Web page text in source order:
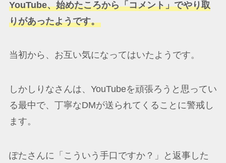
YouTube、始めたころから「コメント」でやり取
りがあったようです。
当初から、お互い気になってはいたようです。
しかしりなさんは、YouTubeを頑張ろうと思ってい
る最中で、丁寧なDMが送られてくることに警戒し
ます。
ぽたさんに「こういう手口ですか？」と返事した